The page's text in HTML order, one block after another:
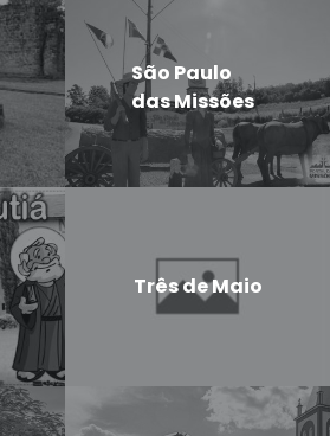
São Paulo
das Missões
Três de Maio